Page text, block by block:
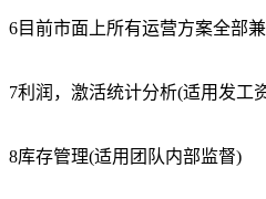
6目前市面上所有运营方案全部
7利润，激活统计分析(适用发工
8库存管理(适用团队内部监督)